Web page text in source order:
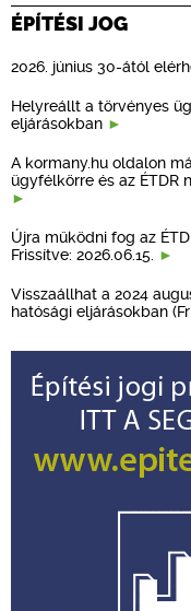
ÉPÍTÉSI JOG
2026. június 30-ától
Helyreállt a törvényes
eljárásokban
A kormany.hu oldalon
ügyfélkörre és az ÉTDR
Újra működni fog az
Frissítve: 2026.06.15.
Visszaállhat a 2024
hatósági eljárásokban